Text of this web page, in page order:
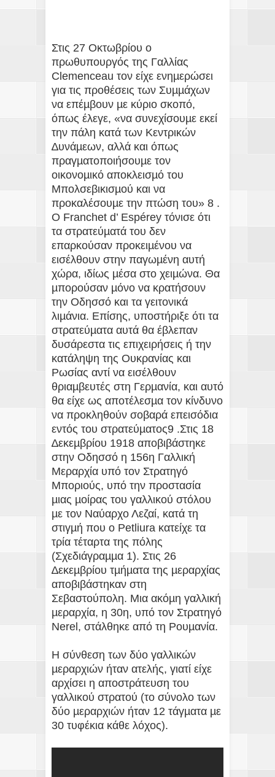
Στις 27 Οκτωβρίου ο
πρωθυπουργός της Γαλλίας
Clemenceau τον είχε ενηµερώσει
για τις προθέσεις των Συµµάχων
να επέµβουν µε κύριο σκοπό,
όπως έλεγε, «να συνεχίσουµε εκεί
την πάλη κατά των Κεντρικών
∆υνάµεων, αλλά και όπως
πραγµατοποιήσουµε τον
οικονοµικό αποκλεισµό του
Μπολσεβικισµού και να
προκαλέσουµε την πτώση του» 8 .
Ο Franchet d’ Espérey τόνισε ότι
τα στρατεύµατά του δεν
επαρκούσαν προκειµένου να
εισέλθουν στην παγωµένη αυτή
χώρα, ιδίως µέσα στο χειµώνα. Θα
µπορούσαν µόνο να κρατήσουν
την Οδησσό και τα γειτονικά
λιµάνια. Επίσης, υποστήριξε ότι τα
στρατεύµατα αυτά θα έβλεπαν
δυσάρεστα τις επιχειρήσεις ή την
κατάληψη της Ουκρανίας και
Ρωσίας αντί να εισέλθουν
θριαµβευτές στη Γερµανία, και αυτό
θα είχε ως αποτέλεσµα τον κίνδυνο
να προκληθούν σοβαρά επεισόδια
εντός του στρατεύµατος9 .Στις 18
∆εκεµβρίου 1918 αποβιβάστηκε
στην Οδησσό η 156η Γαλλική
Μεραρχία υπό τον Στρατηγό
Μποριούς, υπό την προστασία
µιας µοίρας του γαλλικού στόλου
µε τον Ναύαρχο Λεζαί, κατά τη
στιγµή που ο Petliura κατείχε τα
τρία τέταρτα της πόλης
(Σχεδιάγραµµα 1). Στις 26
∆εκεµβρίου τµήµατα της µεραρχίας
αποβιβάστηκαν στη
Σεβαστούπολη. Μια ακόµη γαλλική
µεραρχία, η 30η, υπό τον Στρατηγό
Nerel, στάλθηκε από τη Ρουµανία.
Η σύνθεση των δύο γαλλικών
µεραρχιών ήταν ατελής, γιατί είχε
αρχίσει η αποστράτευση του
γαλλικού στρατού (το σύνολο των
δύο µεραρχιών ήταν 12 τάγµατα µε
30 τυφέκια κάθε λόχος).